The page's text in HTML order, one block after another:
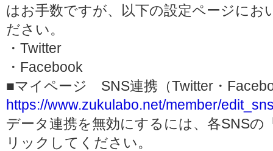
はお手数ですが、以下の設定ページにお
ださい。
・Twitter
・Facebook
■マイページ SNS連携（Twitter・
https://www.zukulabo.net/member/
データ連携を無効にするには、各SNSの
リックしてください。